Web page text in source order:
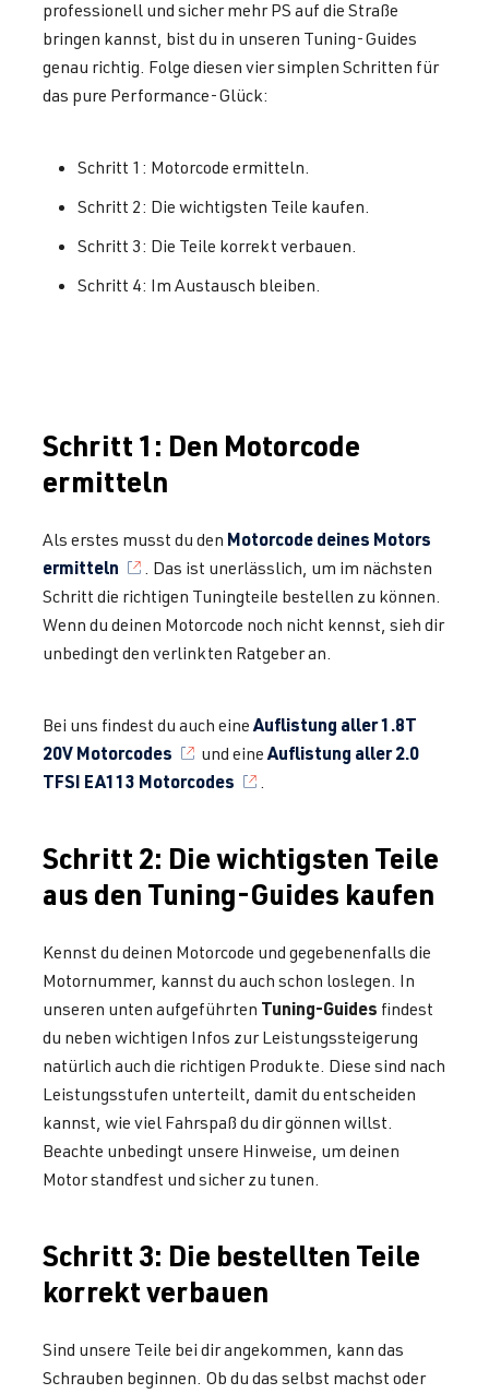
professionell und sicher mehr PS auf die Straße
bringen kannst, bist du in unseren Tuning-Guides
genau richtig. Folge diesen vier simplen Schritten für
das pure Performance-Glück:
Schritt 1: Motorcode ermitteln.
Schritt 2: Die wichtigsten Teile kaufen.
Schritt 3: Die Teile korrekt verbauen.
Schritt 4: Im Austausch bleiben.
Schritt 1: Den Motorcode
ermitteln
Als erstes musst du den Motorcode deines Motors
ermitteln
. Das ist unerlässlich, um im nächsten
Schritt die richtigen Tuningteile bestellen zu können.
Wenn du deinen Motorcode noch nicht kennst, sieh dir
unbedingt den verlinkten Ratgeber an.
Bei uns findest du auch eineAuflistung aller 1.8T
20V Motorcodes
und eineAuflistung aller 2.0
TFSI EA113 Motorcodes
.
Schritt 2: Die wichtigsten Teile
aus den Tuning-Guides kaufen
Kennst du deinen Motorcode und gegebenenfalls die
Motornummer, kannst du auch schon loslegen. In
unseren unten aufgeführten Tuning-Guides findest
du neben wichtigen Infos zur Leistungssteigerung
natürlich auch die richtigen Produkte. Diese sind nach
Leistungsstufen unterteilt, damit du entscheiden
kannst, wie viel Fahrspaß du dir gönnen willst.
Beachte unbedingt unsere Hinweise, um deinen
Motor standfest und sicher zu tunen.
Schritt 3: Die bestellten Teile
korrekt verbauen
Sind unsere Teile bei dir angekommen, kann das
Schrauben beginnen. Ob du das selbst machst oder